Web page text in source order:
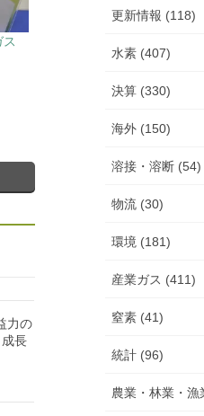
力の
長
更新情報 (118)
水素 (407)
決算 (330)
海外 (150)
溶接・溶断 (54)
物流 (30)
環境 (181)
産業ガス (411)
窒素 (41)
統計 (96)
農業・林業・漁